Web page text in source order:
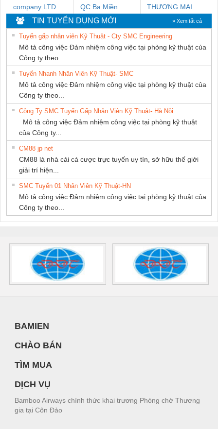
company LTD
QC Ba Miền
THƯƠNG MẠI
THIÊN ÂN VIỆT
NAM
TIN TUYỂN DỤNG MỚI » Xem tất cả
Tuyển gấp nhân viên Kỹ Thuật - Cty SMC Engineering
Mô tả công việc Đảm nhiệm công việc tại phòng kỹ thuật của
Công ty theo...
Tuyển Nhanh Nhân Viên Kỹ Thuật- SMC
Mô tả công việc Đảm nhiệm công việc tại phòng kỹ thuật của
Công ty theo...
Công Ty SMC Tuyển Gấp Nhân Viên Kỹ Thuật- Hà Nội
Mô tả công việc Đảm nhiệm công việc tại phòng kỹ thuật
của Công ty...
CM88 jp net
CM88 là nhà cái cá cược trực tuyến uy tín, sở hữu thế giới
giải trí hiện...
SMC Tuyển 01 Nhân Viên Kỹ Thuật-HN
Mô tả công việc Đảm nhiệm công việc tại phòng kỹ thuật của
Công ty theo...
BAMIEN
CHÀO BÁN
TÌM MUA
DỊCH VỤ
Bamboo Airways chính thức khai trương Phòng chờ Thương
gia tại Côn Đảo